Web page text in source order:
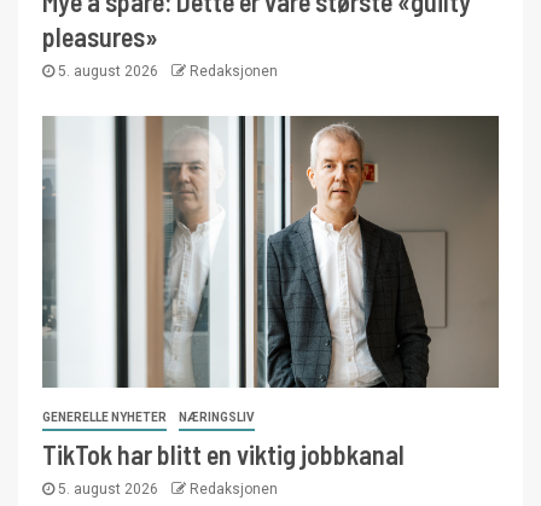
pleasures»
5. august 2026 Redaksjonen
GENERELLE NYHETER NÆRINGSLIV
TikTok har blitt en viktig jobbkanal
5. august 2026 Redaksjonen